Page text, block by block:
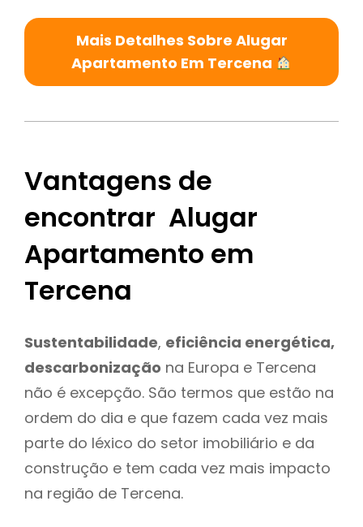
Mais Detalhes Sobre Alugar
Apartamento Em Tercena
Vantagens de
encontrar Alugar
Apartamento em
Tercena
Sustentabilidade, eficiência energética,
descarbonização na Europa e Tercena
não é excepção. São termos que estão na
ordem do dia e que fazem cada vez mais
parte do léxico do setor imobiliário e da
construção e tem cada vez mais impacto
na região de Tercena.